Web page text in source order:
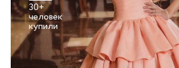
30+
человек